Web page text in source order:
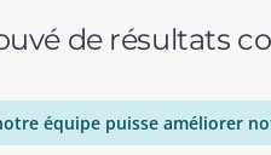
de résultats
équipe puisse améliorer